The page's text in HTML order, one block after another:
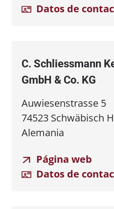
Datos de
C. Schliessmann
GmbH & Co. KG
Auwiesenstrasse 5
74523 Schwäbisch
Alemania
Página web
Datos de